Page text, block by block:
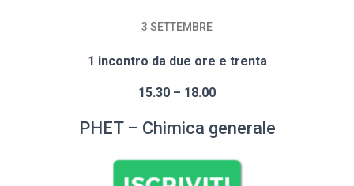
3 SETTEMBRE
1 incontro da due ore e trenta
15.30 – 18.00
PHET – Chimica generale